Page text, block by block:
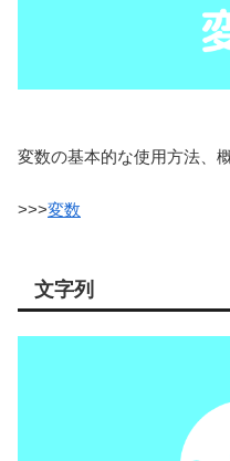
変数の基本的な使用方法、
>>>変数
文字列